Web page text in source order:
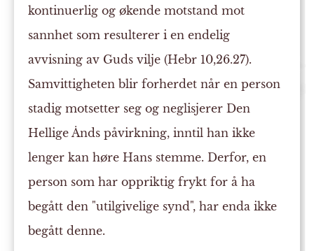
kontinuerlig og økende motstand mot
sannhet som resulterer i en endelig
avvisning av Guds vilje (Hebr 10,26.27).
Samvittigheten blir forherdet når en person
stadig motsetter seg og neglisjerer Den
Hellige Ånds påvirkning, inntil han ikke
lenger kan høre Hans stemme. Derfor, en
person som har oppriktig frykt for å ha
begått den "utilgivelige synd", har enda ikke
begått denne.